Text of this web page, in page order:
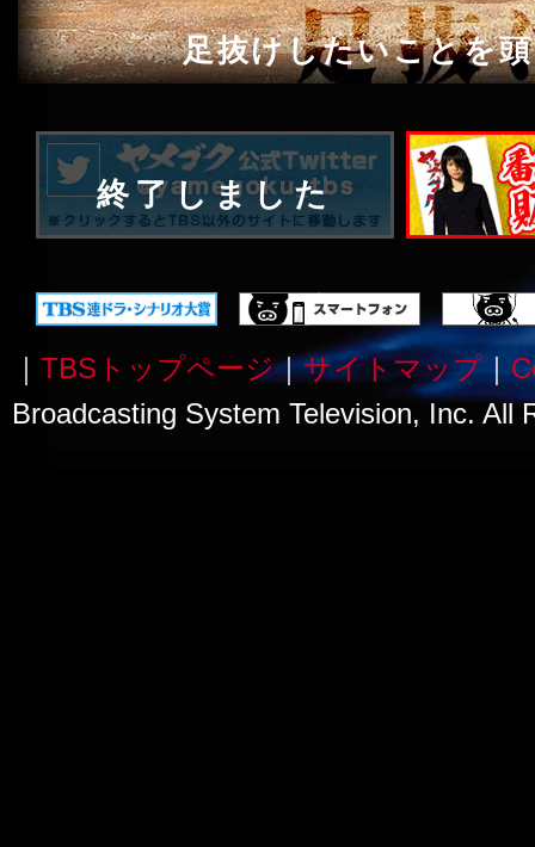
足抜けしたいことを
終了しました
TBSトップページ｜サイトマップ｜
Broadcasting System Television, Inc. All